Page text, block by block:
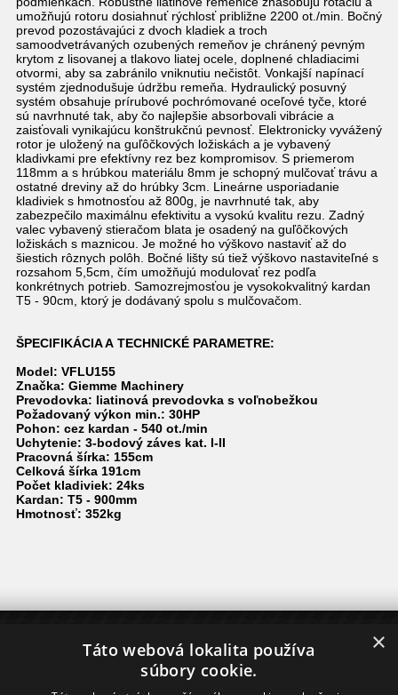
umožňujú rotoru dosiahnuť rýchlosť približne 2200 ot./min. Bočný
prevod pozostávajúci z dvoch kladiek a troch
samoodvetrávaných ozubených remeňov je chránený pevným
krytom z lisovanej a tlakovo liatej ocele, doplnené chladiacimi
otvormi, aby sa zabránilo vniknutiu nečistôt. Vonkajší napínací
systém zjednodušuje údržbu remeňa. Hydraulický posuvný
systém obsahuje prírubové pochrómované oceľové tyče, ktoré
sú navrhnuté tak, aby čo najlepšie absorbovali vibrácie a
zaisťovali vynikajúcu konštrukčnú pevnosť. Elektronicky vyvážený
rotor je uložený na guľôčkových ložiskách a je vybavený
kladivkami pre efektívny rez bez kompromisov. S priemerom
118mm a s hrúbkou materiálu 8mm je schopný mulčovať trávu a
ostatné dreviny až do hrúbky 3cm. Lineárne usporiadanie
kladiviek s hmotnosťou až 800g, je navrhnuté tak, aby
zabezpečilo maximálnu efektivitu a vysokú kvalitu rezu. Zadný
valec vybavený stieračom blata je osadený na guľôčkových
ložiskách s maznicou. Je možné ho výškovo nastaviť až do
šiestich rôznych polôh. Bočné lišty sú tiež výškovo nastaviteľné s
rozsahom 5,5cm, čím umožňujú modulovať rez podľa
konkrétnych potrieb. Samozrejmosťou je vysokokvalitný kardan
T5 - 90cm, ktorý je dodávaný spolu s mulčovačom.
ŠPECIFIKÁCIA A TECHNICKÉ PARAMETRE:
Model: VFLU155
Značka: Giemme Machinery
Prevodovka: liatinová prevodovka s voľnobežkou
Požadovaný výkon min.: 30HP
Pohon: cez kardan - 540 ot./min
Uchytenie: 3-bodový záves kat. I-II
Pracovná šírka: 155cm
Celková šírka 191cm
Počet kladiviek: 24ks
Kardan: T5 - 900mm
Hmotnosť: 352kg
O NÁKUPE
Dodanie tovaru
×
Táto webová lokalita používa
súbory cookie.